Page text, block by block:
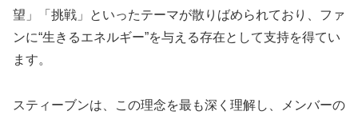
望」「挑戦」といったテーマが散りばめられており、ファ
ンに“生きるエネルギー”を与える存在として支持を得てい
ます。
スティーブンは、この理念を最も深く理解し、メンバーの